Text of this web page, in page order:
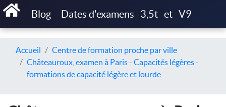
Blog Dates d'examens 3,5t et V9
Accueil
Centre de formation proche par ville
Châteauroux, examen à Paris - Capacités légères -
formations de capacité légère et lourde